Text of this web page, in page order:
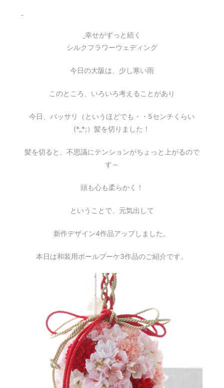
幸せがずっと続く
シルクフラワーウェディング
今日の大阪は、少し寒い雨
このところ、いろいろ考えることがあり
今日、バッサリ（というほどでも・・5センチくらい
(*_*;）髪を切りました！
髪を切ると、不思議にテンションがちょっと上がるので
す～
頭も心も柔らかく！
ということで、元気出して
新作デザイン4作品アップしました。
本日は和装用ボールブーケ3作品のご紹介です。